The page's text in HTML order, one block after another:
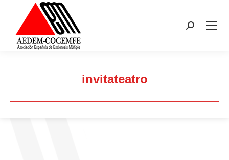
Buscar:
invitateatro